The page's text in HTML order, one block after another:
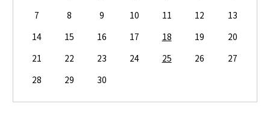
7
8 9 10 11 12
13
14
15 16 17 18 19
20
21
22 23 24 25 26
27
28
29 30